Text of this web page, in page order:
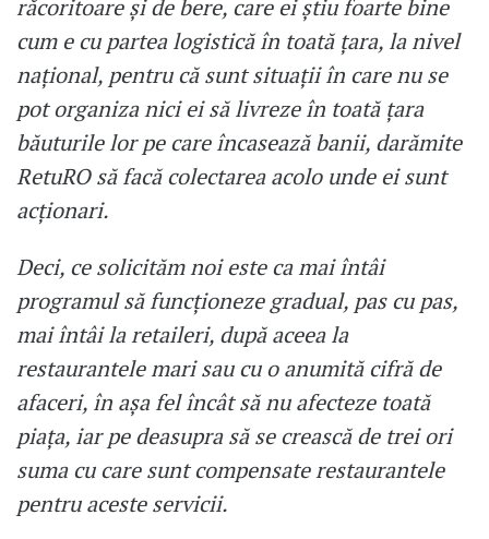
răcoritoare și de bere, care ei știu foarte bine
cum e cu partea logistică în toată țara, la nivel
național, pentru că sunt situații în care nu se
pot organiza nici ei să livreze în toată țara
băuturile lor pe care încasează banii, darămite
RetuRO să facă colectarea acolo unde ei sunt
acționari.
Deci, ce solicităm noi este ca mai întâi
programul să funcționeze gradual, pas cu pas,
mai întâi la retaileri, după aceea la
restaurantele mari sau cu o anumită cifră de
afaceri, în așa fel încât să nu afecteze toată
piața, iar pe deasupra să se crească de trei ori
suma cu care sunt compensate restaurantele
pentru aceste servicii.